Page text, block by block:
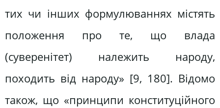
тих чи інших формулюваннях містять
положення про те, що влада
(суверенітет) належить народу,
походить від народу» [9, 180]. Відомо
також, що «принципи конституційного